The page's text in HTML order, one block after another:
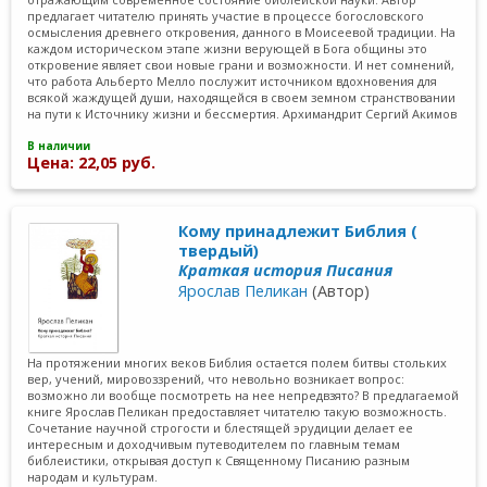
предлагает читателю принять участие в процессе богословского
осмысления древнего откровения, данного в Моисеевой традиции. На
каждом историческом этапе жизни верующей в Бога общины это
откровение являет свои новые грани и возможности. И нет сомнений,
что работа Альберто Мелло послужит источником вдохновения для
всякой жаждущей души, находящейся в своем земном странствовании
на пути к Источнику жизни и бессмертия. Архимандрит Сергий Акимов
В наличии
Цена: 22,05 руб.
Кому принадлежит Библия (
твердый)
Краткая история Писания
Ярослав Пеликан (Автор)
На протяжении многих веков Библия остается полем битвы стольких
вер, учений, мировоззрений, что невольно возникает вопрос:
возможно ли вообще посмотреть на нее непредвзято? В предлагаемой
книге Ярослав Пеликан предоставляет читателю такую возможность.
Сочетание научной строгости и блестящей эрудиции делает ее
интересным и доходчивым путеводителем по главным темам
библеистики, открывая доступ к Священному Писанию разным
народам и культурам.